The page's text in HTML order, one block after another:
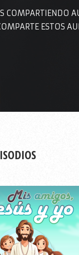
COMPARTIENDO
ESTOS